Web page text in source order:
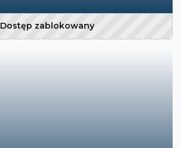
Dostęp zablokowany